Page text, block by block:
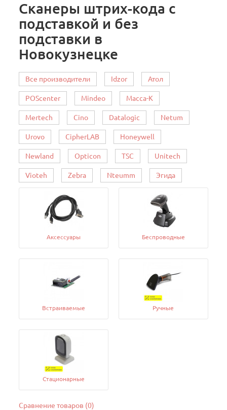
Сканеры штрих-кода с
подставкой и без
подставки в
Новокузнецке
Все производители Idzor Атол
POScenter Mindeo Масса-К
Mertech Cino Datalogic Netum
Urovo CipherLAB Honeywell
Newland Opticon TSC Unitech
Vioteh Zebra Nteumm Эгида
Аксессуары Беспроводные
Встраиваемые Ручные
Стационарные
Сравнение товаров (0)